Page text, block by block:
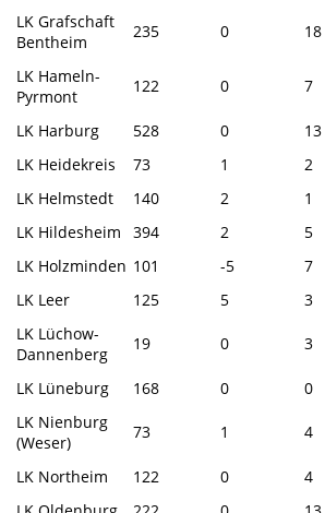
LK Grafschaft
Bentheim
235 0 18
LK Hameln-
Pyrmont
122 0 7
LK Harburg 528 0 13
LK Heidekreis
73 1 2
LK Helmstedt
140 2 1
LK Hildesheim
394 2 5
LK Holzminden 101 -5 7
LK Leer
125 5 3
LK Lüchow-
Dannenberg
19 0 3
LK Lüneburg 168 0 0
LK Nienburg
(Weser)
73 1 4
LK Northeim 122 0 4